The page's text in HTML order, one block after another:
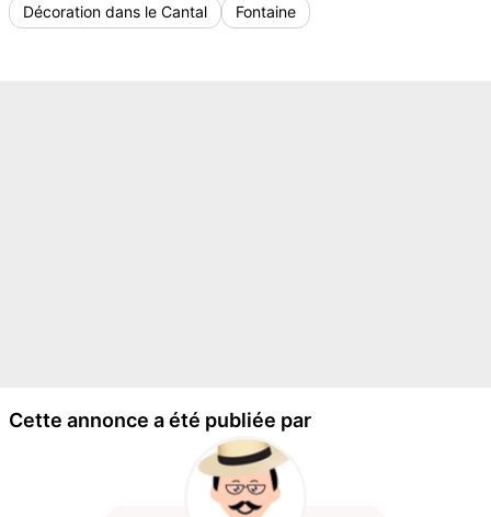
Décoration dans le Cantal Fontaine
Cette annonce a été publiée par